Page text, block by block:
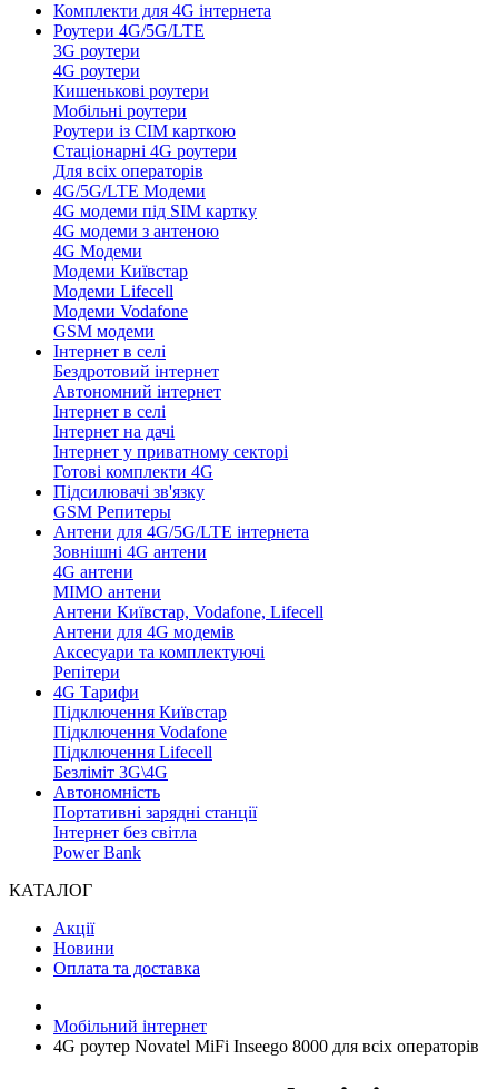
Комплекти для 4G інтернета
Роутери 4G/5G/LTE
3G роутери
4G роутери
Кишенькові роутери
Мобільні роутери
Роутери із СІМ карткою
Стаціонарні 4G роутери
Для всіх операторів
4G/5G/LTE Модеми
4G модеми під SIM картку
4G модеми з антеною
4G Модеми
Модеми Київстар
Модеми Lifecell
Модеми Vodafone
GSM модеми
Інтернет в селі
Бездротовий інтернет
Автономний інтернет
Інтернет в селі
Інтернет на дачі
Інтернет у приватному секторі
Готові комплекти 4G
Підсилювачі зв'язку
GSM Репитеры
Антени для 4G/5G/LTE інтернета
Зовнішні 4G антени
4G антени
MIMO антени
Антени Київстар, Vodafone, Lifecell
Антени для 4G модемів
Аксесуари та комплектуючі
Репітери
4G Тарифи
Підключення Київстар
Підключення Vodafone
Підключення Lifecell
Безліміт 3G\4G
Автономність
Портативні зарядні станції
Інтернет без світла
Power Bank
КАТАЛОГ
Акції
Новини
Оплата та доставка
Мобільний інтернет
4G роутер Novatel MiFi Inseego 8000 для всіх операторів